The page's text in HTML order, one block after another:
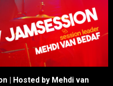
| Hosted by Mehdi van